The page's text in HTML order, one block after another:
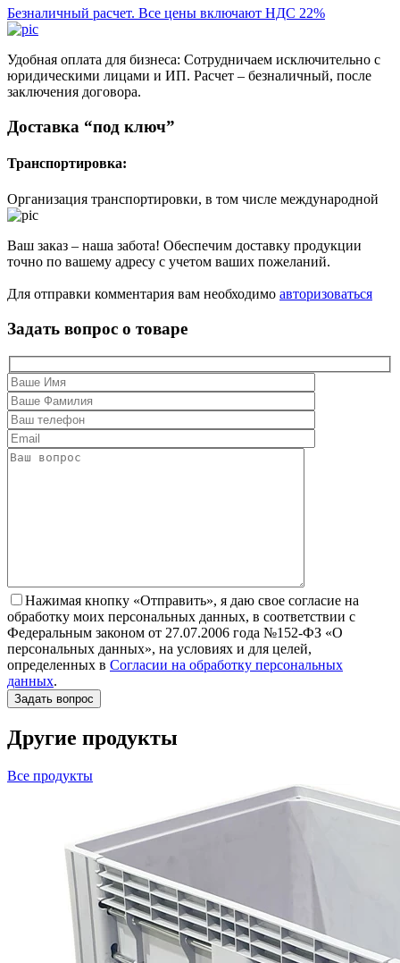
Безналичный расчет. Все цены включают НДС 22%
Удобная оплата для бизнеса: Сотрудничаем исключительно с
юридическими лицами и ИП. Расчет – безналичный, после
заключения договора.
Доставка “под ключ”
Транспортировка:
Организация транспортировки, в том числе международной
Ваш заказ – наша забота! Обеспечим доставку продукции
точно по вашему адресу с учетом ваших пожеланий.
Для отправки комментария вам необходимо авторизоваться
Задать вопрос о товаре
Нажимая кнопку «Отправить», я даю свое согласие на
обработку моих персональных данных, в соответствии с
Федеральным законом от 27.07.2006 года №152-ФЗ «О
персональных данных», на условиях и для целей,
определенных в Согласии на обработку персональных
данных.
Другие продукты
Все продукты